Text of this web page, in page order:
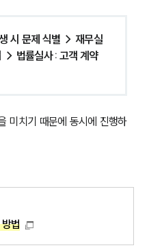
시 문제 식별 → 재무실
→ 법률실사 : 고객 계약
미치기 때문에 동시에 진행하
법